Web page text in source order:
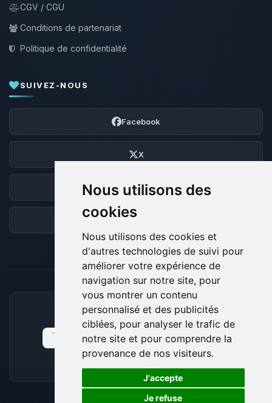
Nous utilisons des
cookies
Nous utilisons des cookies et
d'autres technologies de suivi pour
améliorer votre expérience de
navigation sur notre site, pour
vous montrer un contenu
personnalisé et des publicités
ciblées, pour analyser le trafic de
notre site et pour comprendre la
provenance de nos visiteurs.
J'accepte
Je refuse
CGV / CGU
Conditions de partenariat
Politique de confidentialité
SUIVEZ-NOUS
Facebook
X
Discord
Forum
MOYENS DE PAIEMENT ACCEPTÉS
🍪